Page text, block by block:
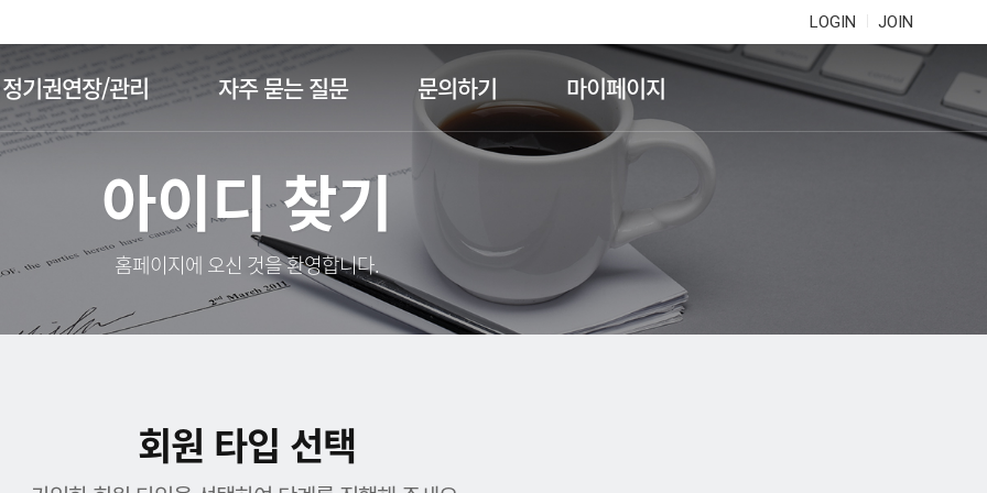
LOGIN JOIN
정기권연장/관리 자주 묻는 질문 문의하기 마이페이지
아이디 찾기
홈페이지에 오신 것을 환영합니다.
회원 타입 선택